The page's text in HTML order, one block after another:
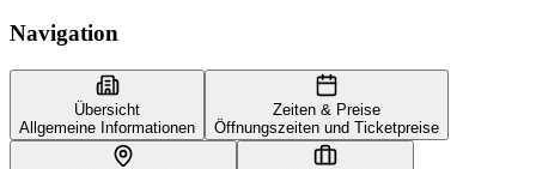
Navigation
Übersicht
Allgemeine Informationen
Zeiten & Preise
Öffnungszeiten und Ticketpreise